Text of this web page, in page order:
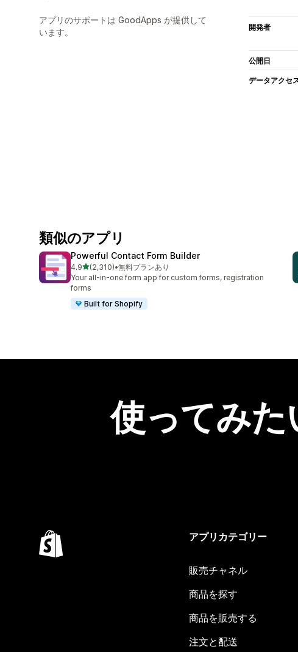
アプリのサポートは GoodApps が提供して
います。
開発者
公開日
データアクセ
類似のアプリ
Powerful Contact Form Builder
4.95つ星中
(2,310)
合計レビュー数：2310件
•無料プランあり
Your all-in-one form app for custom forms, registration
forms
Built for Shopify
使ってみた
アプリカテゴリー
販売チャネル
商品を探す
商品を販売する
注文と配送